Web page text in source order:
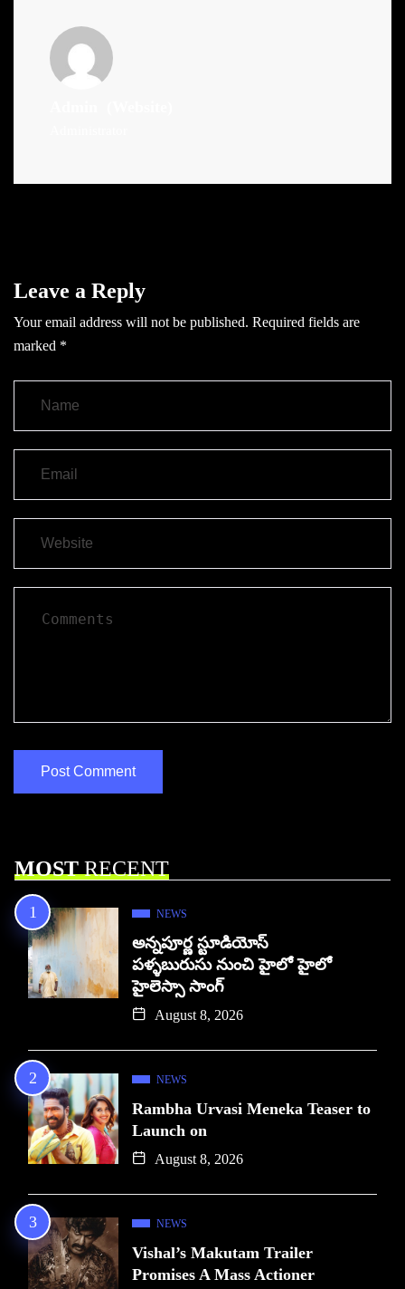
Leave a Reply
Your email address will not be published. Required fields are
marked *
MOSTRECENT
NEWS
అన్నపూర్ణ స్టూడియోస్
పళ్ళబురుసు నుంచి హైలో హైలో
హైలెస్సా సాంగ్
August 8, 2026
NEWS
Rambha Urvasi Meneka Teaser to
Launch on
August 8, 2026
NEWS
Vishal’s Makutam Trailer
Promises A Mass Actioner